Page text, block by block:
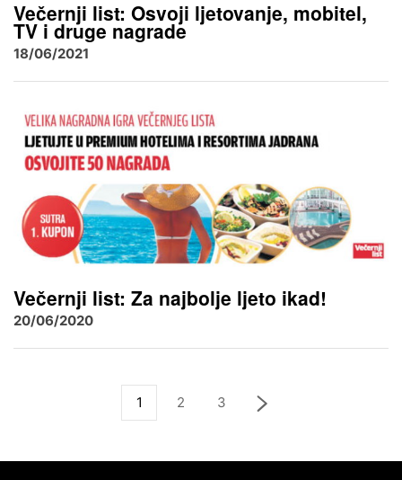
Večernji list: Osvoji ljetovanje, mobitel,
TV i druge nagrade
18/06/2021
Večernji list: Za najbolje ljeto ikad!
20/06/2020
1 2 3